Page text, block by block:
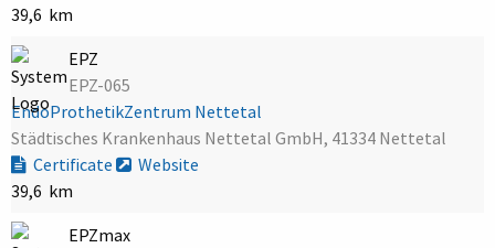
39,6 km
EPZ
EPZ-065
EndoProthetikZentrum Nettetal
Städtisches Krankenhaus Nettetal GmbH, 41334 Nettetal
Certificate
Website
39,6 km
EPZmax